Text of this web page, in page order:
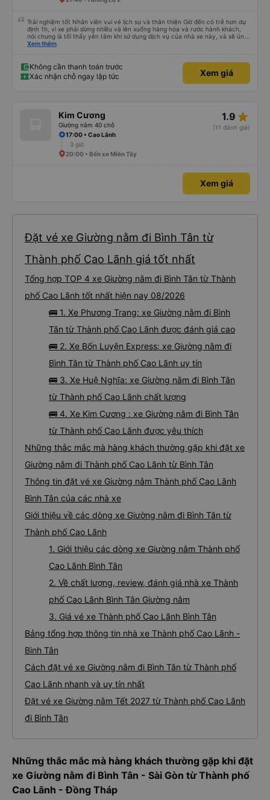
Trải nghiệm tốt Nhân viên vui vẻ lịch sự và thân thiện Giờ đến có trễ hơn dự
định 1h, vì xe phải dừng nhiều và lên xuống hàng hóa và rước hành khách,
nói chung là tối thấy yên tâm khi sử dụng dịch vụ của nhà xe này, và sẽ ủng
hộ và giới thiệu cho người thân sử dụng dịch vụ của nhà xe này
Xem thêm
Không cần thanh toán trước
Xác nhận chỗ ngay lập tức
Xem giá
Kim Cương
Giường nằm 40 chỗ
1.9 star_rate
(11 đánh giá)
17:00 • Cao Lãnh
3 giờ
20:00 • Bến xe Miền Tây
Xem giá
Đặt vé xe Giường nằm đi Bình Tân từ
Thành phố Cao Lãnh giá tốt nhất
Tổng hợp TOP 4 xe Giường nằm đi Bình Tân từ Thành
phố Cao Lãnh tốt nhất hiện nay 08/2026
🚌 1. Xe Phương Trang: xe Giường nằm đi Bình
Tân từ Thành phố Cao Lãnh được đánh giá cao
🚌 2. Xe Bốn Luyện Express: xe Giường nằm đi
Bình Tân từ Thành phố Cao Lãnh uy tín
🚌 3. Xe Huệ Nghĩa: xe Giường nằm đi Bình Tân
từ Thành phố Cao Lãnh chất lượng
🚌 4. Xe Kim Cương : xe Giường nằm đi Bình Tân
từ Thành phố Cao Lãnh được yêu thích
Những thắc mắc mà hàng khách thường gặp khi đặt xe
Giường nằm đi Thành phố Cao Lãnh từ Bình Tân
Thông tin đặt vé xe Giường nằm Thành phố Cao Lãnh
Bình Tân của các nhà xe
Giới thiệu về các dòng xe Giường nằm đi Bình Tân từ
Thành phố Cao Lãnh
1. Giới thiệu các dòng xe Giường nằm Thành phố
Cao Lãnh Bình Tân
2. Về chất lượng, review, đánh giá nhà xe Thành
phố Cao Lãnh Bình Tân Giường nằm
3. Giá vé xe Thành phố Cao Lãnh Bình Tân
Bảng tổng hợp thông tin nhà xe Thành phố Cao Lãnh -
Bình Tân
Cách đặt vé xe Giường nằm đi Bình Tân từ Thành phố
Cao Lãnh nhanh và uy tín nhất
Đặt vé xe Giường nằm Tết 2027 từ Thành phố Cao Lãnh
đi Bình Tân
Những thắc mắc mà hàng khách thường gặp khi đặt
xe Giường nằm đi Bình Tân - Sài Gòn từ Thành phố
Cao Lãnh - Đồng Tháp